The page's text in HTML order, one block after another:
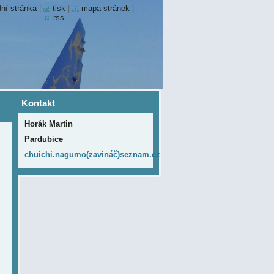
Kontakt
Horák Martin
Pardubice
chuichi.nagumo(zavináč)seznam.cz
stránka tisk mapa stránek
rss